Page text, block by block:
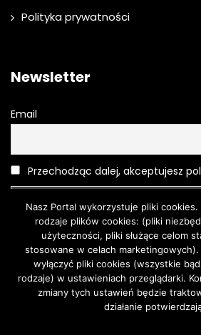
Polityka prywatności
Newsletter
Email
Przechodząc dalej, akceptujesz
Moda O urodzie Kosmetyki
Nasz Portal wykorzystuje pliki
rodzaje plików cookies: (pliki
użyteczności, pliki służące celom
stosowane w celach
wyłączyć pliki cookies (wszystkie
rodzaje) w ustawieniach przeglądarki.
zmiany tych ustawień będzie
działanie